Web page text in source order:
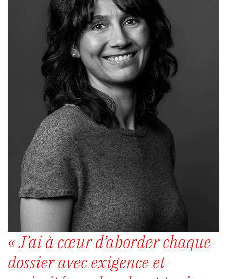
« J’ai à cœur d’aborder chaque
dossier avec exigence et